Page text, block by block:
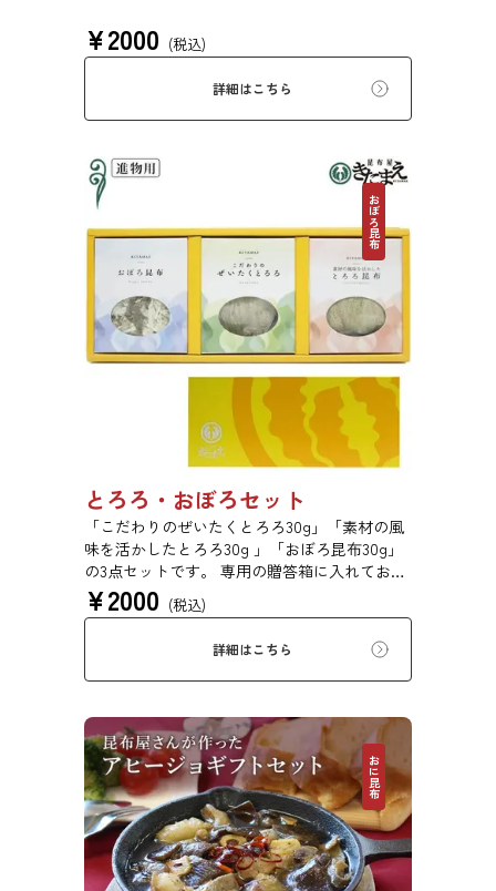
¥2000 (税込)
詳細はこちら
おぼろ昆布
とろろ・おぼろセット
「こだわりのぜいたくとろろ30g」「素材の風
味を活かしたとろろ30g 」「おぼろ昆布30g」
の3点セットです。 専用の贈答箱に入れてお届
けします。 お祝い事、引き出物、お年賀、お
中元、お歳暮、母の日、父の日など様々なイベ
¥2000 (税込)
詳細はこちら
おに昆布